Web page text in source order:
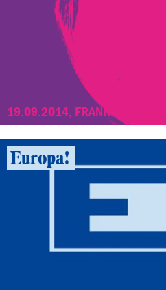
19.09.2014, FRANKFURT/MAIN
Europa!